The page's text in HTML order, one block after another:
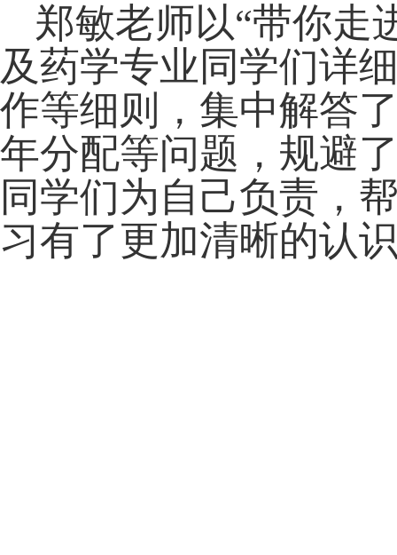
郑敏老师以“带你走
及药学专业同学们详
作等细则，集中解答
年分配等问题，规避
同学们为自己负责，
习有了更加清晰的认